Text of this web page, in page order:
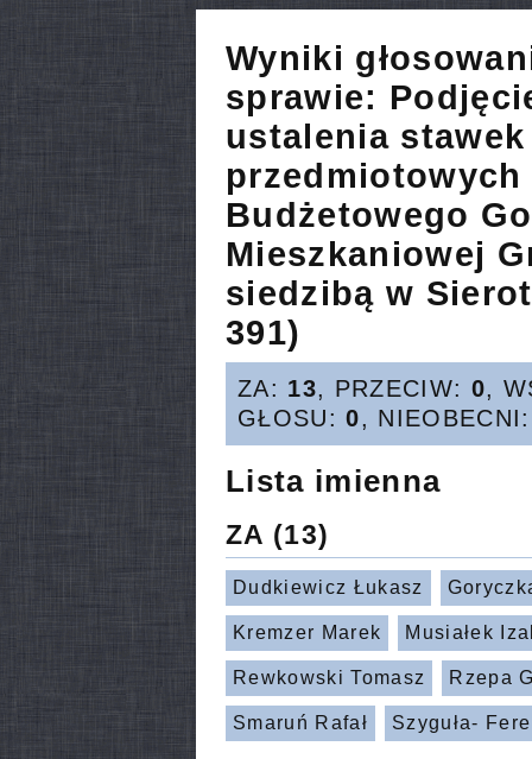
Wyniki
sprawie:
ustalenia
przedmiotowych
Budżetowego
Mieszkaniowej
siedzibą w
391)
ZA: 13, PRZECIW: 0,
GŁOSU:0,
Lista imienna
ZA (13)
Dudkiewicz Łukasz
Kremzer Marek Musiałek
Rewkowski Tomasz Rzepa
Smaruń Rafał Szyguła-